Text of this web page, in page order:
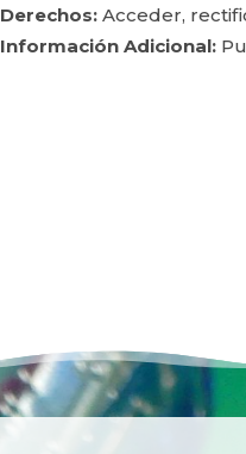
Derechos: Acceder,
Información Adicional: